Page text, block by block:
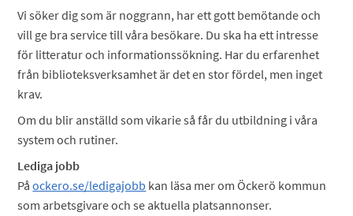
Vi söker dig som är noggrann, har ett gott bemötande och
vill ge bra service till våra besökare. Du ska ha ett intresse
för litteratur och informationssökning. Har du erfarenhet
från biblioteksverksamhet är det en stor fördel, men inget
krav.
Om du blir anställd som vikarie så får du utbildning i våra
system och rutiner.
Lediga jobb
Påockero.se/ledigajobb kan läsa mer om Öckerö kommun
som arbetsgivare och se aktuella platsannonser.